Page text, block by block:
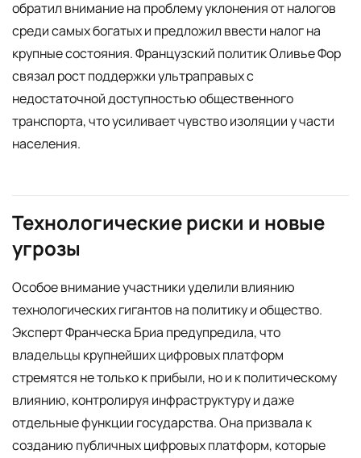
обратил внимание на проблему уклонения от налогов
среди самых богатых и предложил ввести налог на
крупные состояния. Французский политик Оливье Фор
связал рост поддержки ультраправых с
недостаточной доступностью общественного
транспорта, что усиливает чувство изоляции у части
населения.
Технологические риски и новые
угрозы
Особое внимание участники уделили влиянию
технологических гигантов на политику и общество.
Эксперт Франческа Бриа предупредила, что
владельцы крупнейших цифровых платформ
стремятся не только к прибыли, но и к политическому
влиянию, контролируя инфраструктуру и даже
отдельные функции государства. Она призвала к
созданию публичных цифровых платформ, которые